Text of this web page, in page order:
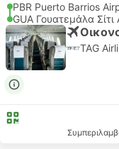
PBR Puerto Barrios
GUA Γουατεμάλα Σίτι
TAG